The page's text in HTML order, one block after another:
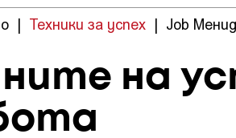
| Техники за успех | Job
на